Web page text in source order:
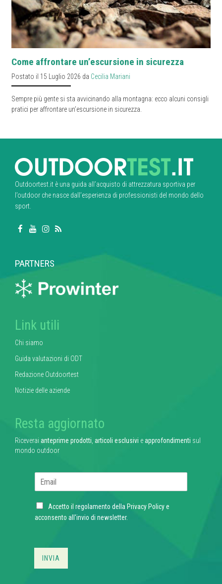
Come affrontare un’escursione in sicurezza
Postato il 15 Luglio 2026 da Cecilia Mariani
Sempre più gente si sta avvicinando alla montagna: ecco alcuni consigli
pratici per affrontare un’escursione in sicurezza.
Outdoortest.it è una guida all’acquisto di attrezzatura sportiva per
l’outdoor che nasce dall’esperienza di professionisti del mondo dello
sport.
PARTNERS
Link utili
Chi siamo
Guida valutazioni di ODT
Redazione Outdoortest
Notizie delle aziende
Resta aggiornato
Riceverai anteprime prodotti, articoli esclusivi eapprofondimenti sul
mondo outdoor
l
C
h
Accetto il regolamento della Privacy Policye
acconsento all'invio di newsletter.
INVIA